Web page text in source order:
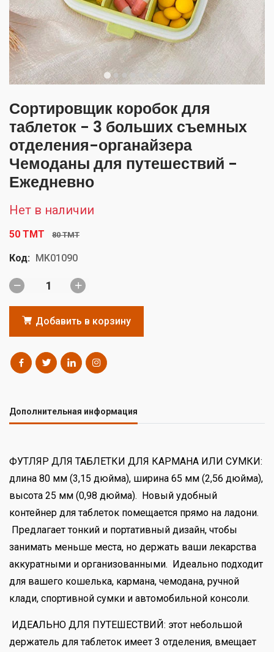
Сортировщик коробок для
таблеток - 3 больших съемных
отделения-органайзера
Чемоданы для путешествий -
Ежедневно
Нет в наличии
50 TMT 80 TMT
Код: MK01090
Добавить в корзину
Дополнительная информация
ФУТЛЯР ДЛЯ ТАБЛЕТКИ ДЛЯ КАРМАНА ИЛИ СУМКИ:
длина 80 мм (3,15 дюйма), ширина 65 мм (2,56 дюйма),
высота 25 мм (0,98 дюйма). Новый удобный
контейнер для таблеток помещается прямо на ладони.
Предлагает тонкий и портативный дизайн, чтобы
занимать меньше места, но держать ваши лекарства
аккуратными и организованными. Идеально подходит
для вашего кошелька, кармана, чемодана, ручной
клади, спортивной сумки и автомобильной консоли.
ИДЕАЛЬНО ДЛЯ ПУТЕШЕСТВИЙ: этот небольшой
держатель для таблеток имеет 3 отделения, вмещает